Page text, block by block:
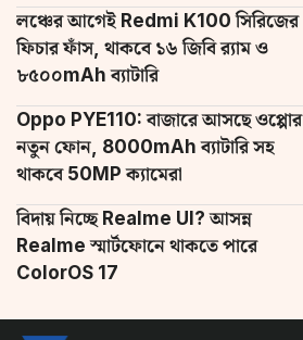
লঞ্চের আগেই Redmi K100 সিরিজের
ফিচার ফাঁস, থাকবে ১৬ জিবি র‌্যাম ও
৮৫০০mAh ব্যাটারি
Oppo PYE110: বাজারে আসছে ওপ্পোর
নতুন ফোন, 8000mAh ব্যাটারি সহ
থাকবে 50MP ক্যামেরা
বিদায় নিচ্ছে Realme UI? আসন্ন
Realme স্মার্টফোনে থাকতে পারে
ColorOS 17